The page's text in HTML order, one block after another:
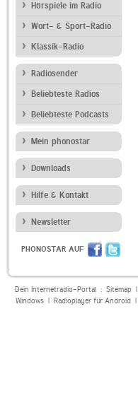
Hörspiele im Radio
Wort- & Sport-Radio
Klassik-Radio
Radiosender
Beliebteste Radios
Beliebteste Podcasts
Mein phonostar
Downloads
Hilfe & Kontakt
Newsletter
PHONOSTAR AUF
Dein Internetradio-Portal : Sitemap|
Windows| Radioplayer für Android|